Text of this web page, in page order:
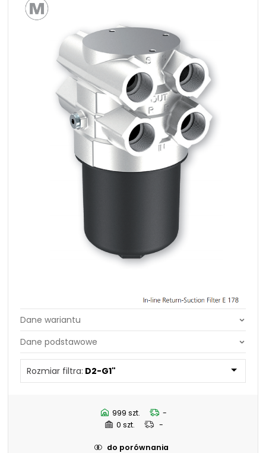
Rozmiar filtra:
Rozmiar filtra:
D1-1.5/16"-12UN
Rozmiar filtra: D2-G1"
999 szt.
-
0 szt.
-
do porównania